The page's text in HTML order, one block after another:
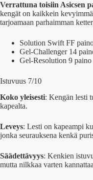
Verrattuna toisiin Asicsen
kengät on kaikkein
tarjoamaan parhaimman
Solution Swift FF
Gel-Challenger 14
Gel-Resolution 9
Istuvuus 7/10
Koko yleisesti: Kengän lesti
kapealta.
Leveys: Lesti on kapeampi
jonka seurauksena kenkä
Säädettävyys: Kenkien
mutta nilkkaa varten